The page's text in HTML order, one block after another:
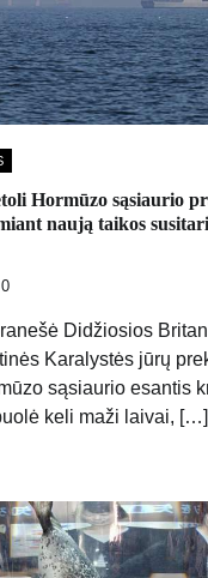
Hormūzo sąsiaurio
naują taikos
0
Didžiosios
Karalystės jūrų
sąsiaurio esantis
keli maži laivai, […]